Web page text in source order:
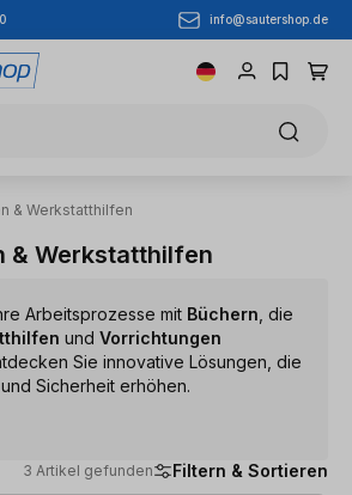
info@sautershop.de
& Werkstatthilfen
& Werkstatthilfen
Arbeitsprozesse mit Büchern , die
und Vorrichtungen
Sie innovative Lösungen, die
Sicherheit erhöhen.
3 Artikel gefunden Filtern & Sortieren